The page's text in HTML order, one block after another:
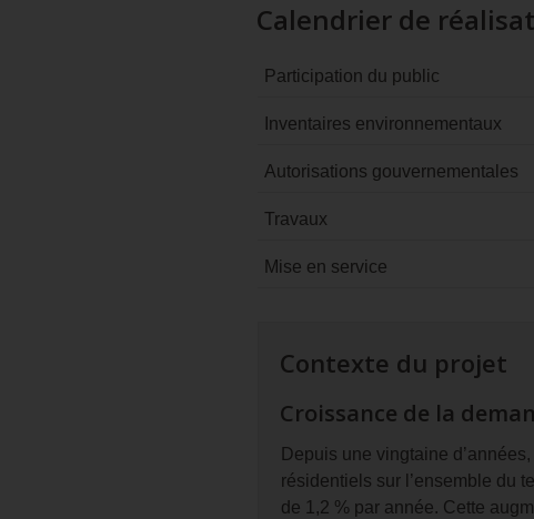
Calendrier de
Participation du public
Inventaires environnementaux
Autorisations gouvernementales
Travaux
Mise en service
Contexte du projet
Croissance de la
Depuis une vingtaine
résidentiels sur l’ensemble du
de 1,2 % par année. Cette